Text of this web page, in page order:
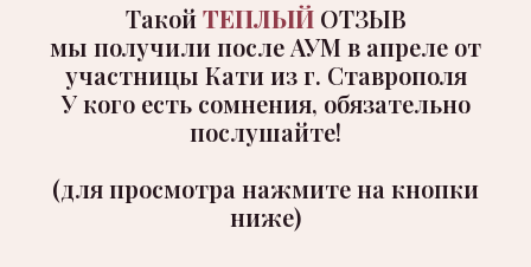
ТакойТЕПЛЫЙ ОТЗЫВ
мы получили после АУМ в апреле от
участницы Кати из г. Ставрополя
У кого есть сомнения, обязательно
послушайте!
(для просмотра нажмите на кнопки
ниже)